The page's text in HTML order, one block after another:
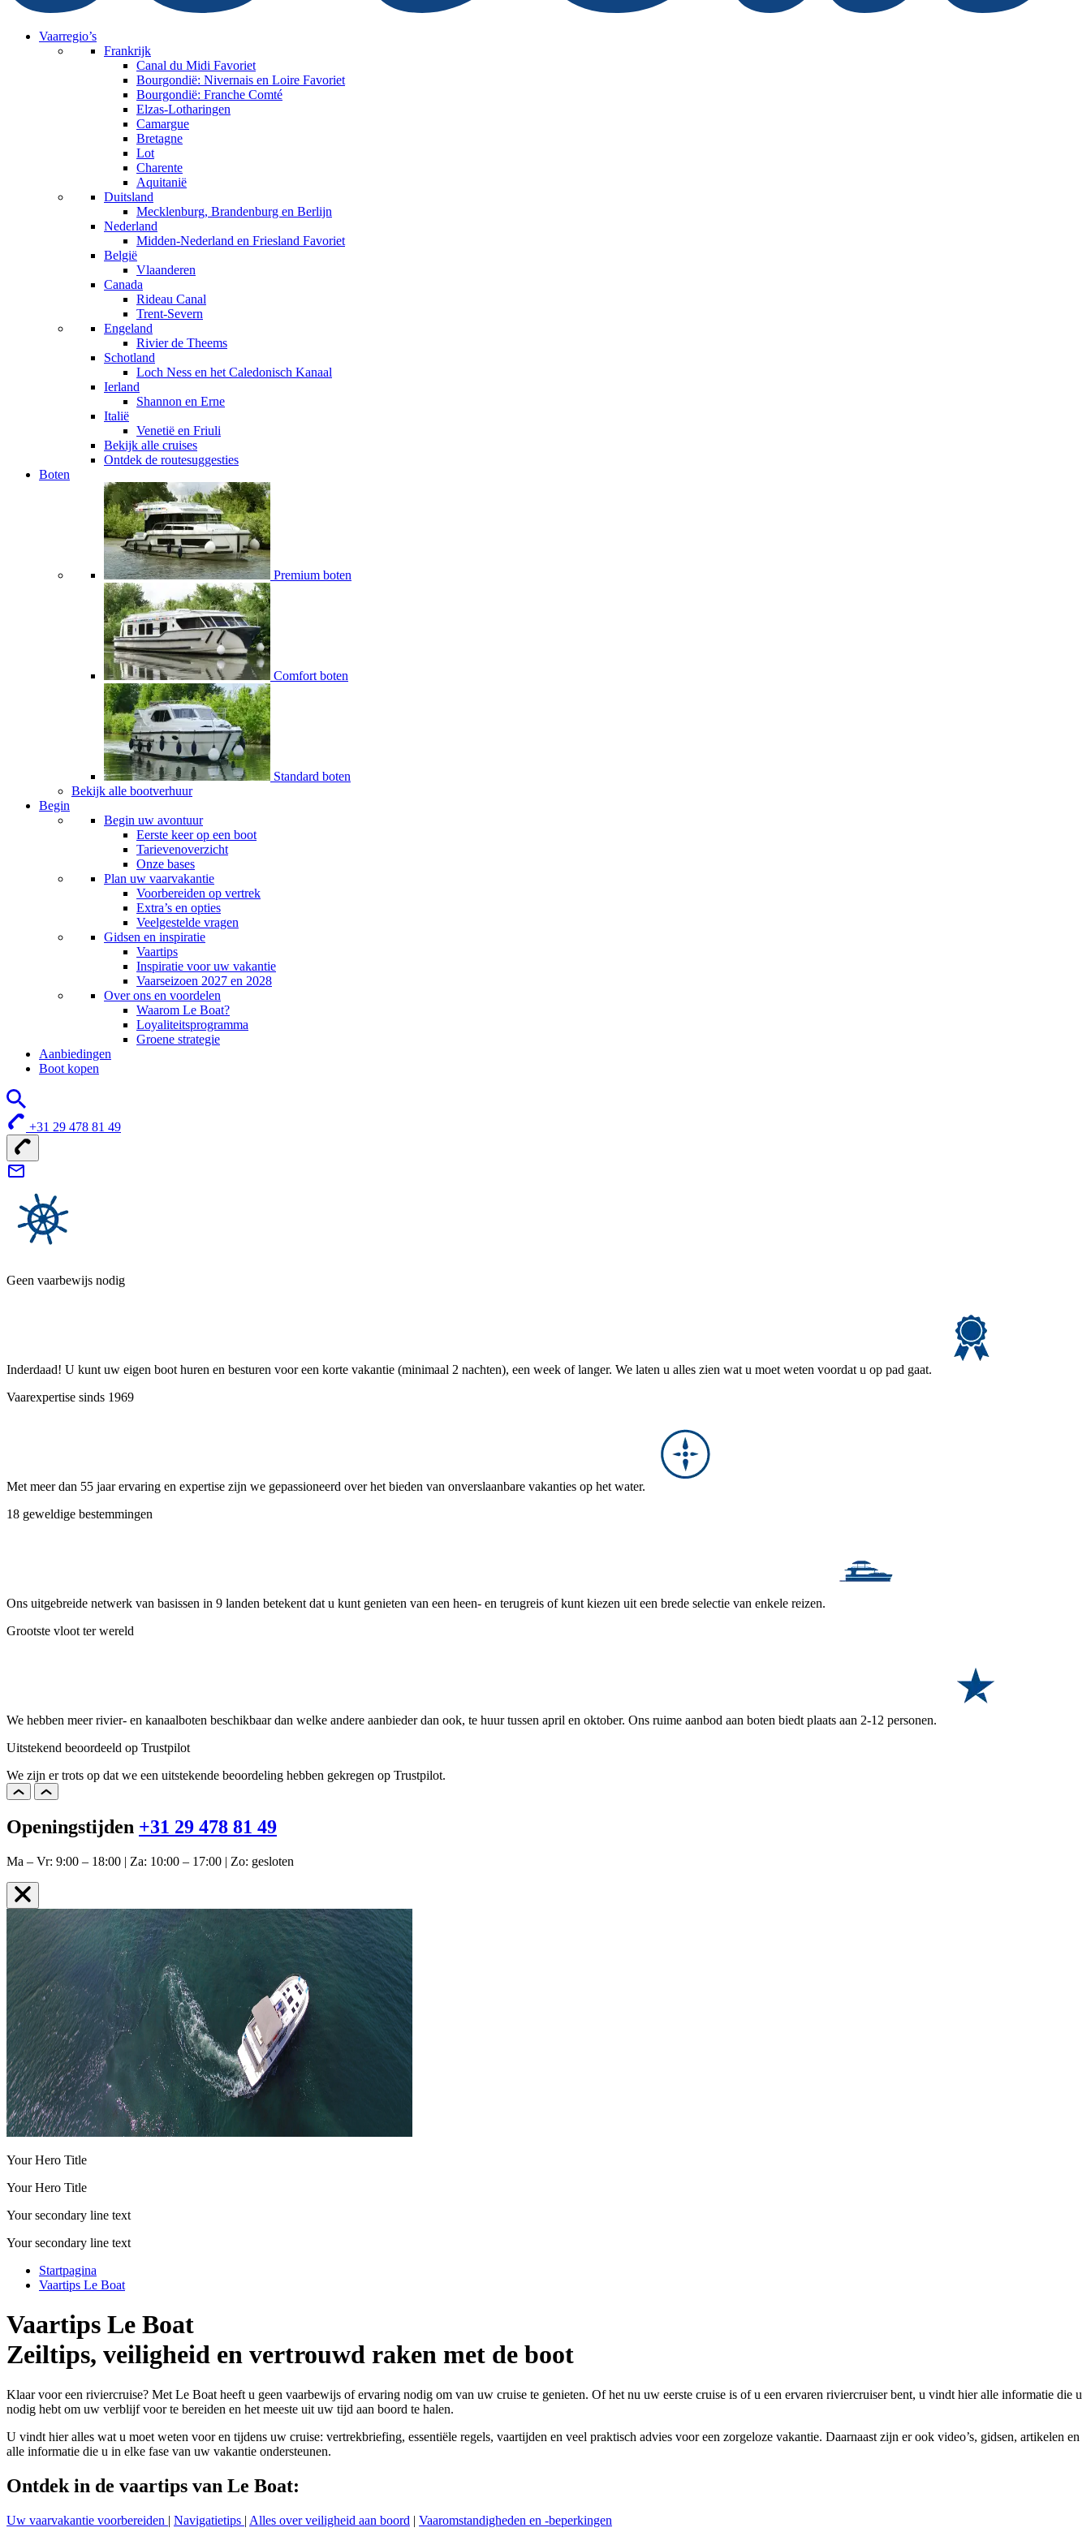
Vaarregio’s
Frankrijk
Canal du Midi Favoriet
Bourgondië: Nivernais en Loire Favoriet
Bourgondië: Franche Comté
Elzas-Lotharingen
Camargue
Bretagne
Lot
Charente
Aquitanië
Duitsland
Mecklenburg, Brandenburg en Berlijn
Nederland
Midden-Nederland en Friesland Favoriet
België
Vlaanderen
Canada
Rideau Canal
Trent-Severn
Engeland
Rivier de Theems
Schotland
Loch Ness en het Caledonisch Kanaal
Ierland
Shannon en Erne
Italië
Venetië en Friuli
Bekijk alle cruises
Ontdek de routesuggesties
Boten
Premium boten
Comfort boten
Standard boten
Bekijk alle bootverhuur
Begin
Begin uw avontuur
Eerste keer op een boot
Tarievenoverzicht
Onze bases
Plan uw vaarvakantie
Voorbereiden op vertrek
Extra’s en opties
Veelgestelde vragen
Gidsen en inspiratie
Vaartips
Inspiratie voor uw vakantie
Vaarseizoen 2027 en 2028
Over ons en voordelen
Waarom Le Boat?
Loyaliteitsprogramma
Groene strategie
Aanbiedingen
Boot kopen
+31 29 478 81 49
Geen vaarbewijs nodig
Inderdaad! U kunt uw eigen boot huren en besturen voor een korte vakantie (minimaal 2 nachten), een week of langer. We laten u alles zien wat u moet weten voordat u op pad gaat.
Vaarexpertise sinds 1969
Met meer dan 55 jaar ervaring en expertise zijn we gepassioneerd over het bieden van onverslaanbare vakanties op het water.
18 geweldige bestemmingen
Ons uitgebreide netwerk van basissen in 9 landen betekent dat u kunt genieten van een heen- en terugreis of kunt kiezen uit een brede selectie van enkele reizen.
Grootste vloot ter wereld
We hebben meer rivier- en kanaalboten beschikbaar dan welke andere aanbieder dan ook, te huur tussen april en oktober. Ons ruime aanbod aan boten biedt plaats aan 2-12 personen.
Uitstekend beoordeeld op Trustpilot
We zijn er trots op dat we een uitstekende beoordeling hebben gekregen op Trustpilot.
Openingstijden +31 29 478 81 49
Ma – Vr: 9:00 – 18:00 | Za: 10:00 – 17:00 | Zo: gesloten
Your Hero Title
Your Hero Title
Your secondary line text
Your secondary line text
Startpagina
Vaartips Le Boat
Vaartips Le Boat
Zeiltips, veiligheid en vertrouwd raken met de boot
Klaar voor een riviercruise? Met Le Boat heeft u geen vaarbewijs of ervaring nodig om van uw cruise te genieten. Of het nu uw eerste cruise is of u een ervaren riviercruiser bent, u vindt hier alle informatie die u
nodig hebt om uw verblijf voor te bereiden en het meeste uit uw tijd aan boord te halen.
U vindt hier alles wat u moet weten voor en tijdens uw cruise: vertrekbriefing, essentiële regels, vaartijden en veel praktisch advies voor een zorgeloze vakantie. Daarnaast zijn er ook video’s, gidsen, artikelen en
alle informatie die u in elke fase van uw vakantie ondersteunen.
Ontdek in de vaartips van Le Boat:
Uw vaarvakantie voorbereiden | Navigatietips | Alles over veiligheid aan boord | Vaaromstandigheden en -beperkingen